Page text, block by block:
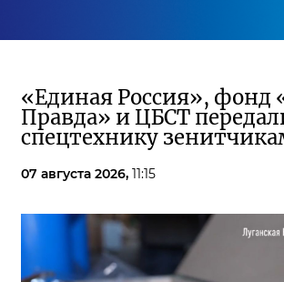
«Единая Россия», фонд
Правда» и ЦБСТ
спецтехнику
07 августа 2026, 11:15